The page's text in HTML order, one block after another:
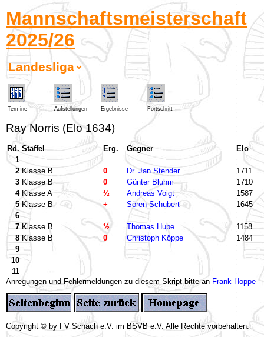
Mannschaftsmeisterschaft
2025/26
Termine Aufstellungen Ergebnisse Fortschritt
Ray Norris (Elo 1634)
Rd. Staffel Erg. Gegner
Elo
1
2 Klasse B 0 Dr. Jan Stender
1711
3 Klasse B 0 Günter Bluhm
1710
4 Klasse A ½ Andreas Voigt
1587
5 Klasse B + Sören Schubert
1645
6
7 Klasse B ½ Thomas Hupe
1158
8 Klasse B 0 Christoph Köppe
1484
9
10
11
Anregungen und Fehlermeldungen zu diesem Skript bitte an Frank Hoppe
Copyright © by FV Schach e.V. im BSVB e.V. Alle Rechte vorbehalten.